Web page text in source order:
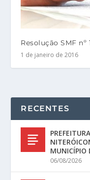
Resolução SMF nº
1 de janeiro de 2016
RECENTES
MUNICÍPIO
06/08/2026